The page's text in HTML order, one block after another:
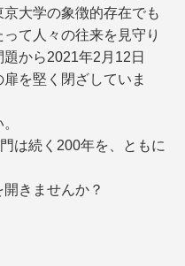
大学の象徴的存在でも
て人々の往来を見守り
から2021年2月12日
を堅く閉ざしていま
は続く200年を、ともに
きませんか？